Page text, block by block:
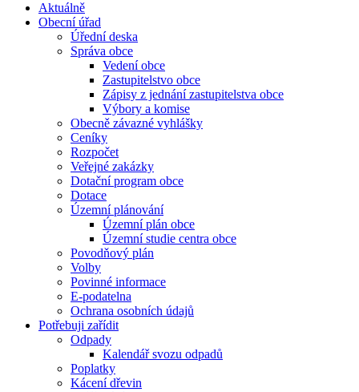
Aktuálně
Obecní úřad
Úřední deska
Správa obce
Vedení obce
Zastupitelstvo obce
Zápisy z jednání zastupitelstva obce
Výbory a komise
Obecně závazné vyhlášky
Ceníky
Rozpočet
Veřejné zakázky
Dotační program obce
Dotace
Územní plánování
Územní plán obce
Územní studie centra obce
Povodňový plán
Volby
Povinné informace
E-podatelna
Ochrana osobních údajů
Potřebuji zařídit
Odpady
Kalendář svozu odpadů
Poplatky
Kácení dřevin